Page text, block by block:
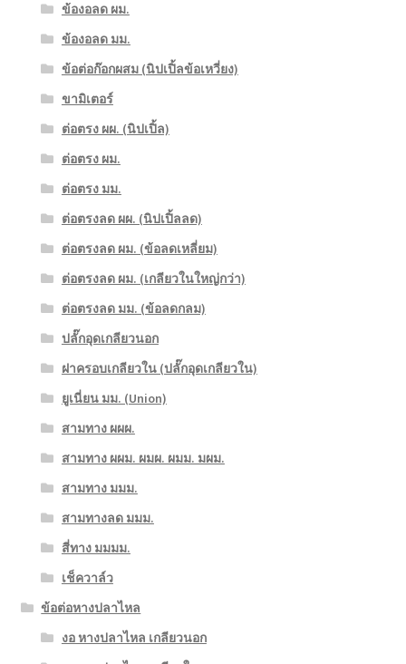
ข้องอลด ผม.
ข้องอลด มม.
ข้อต่อก๊อกผสม (นิปเปิ้ลข้อเหวี่ยง)
ขามิเตอร์
ต่อตรง ผผ. (นิปเปิ้ล)
ต่อตรง ผม.
ต่อตรง มม.
ต่อตรงลด ผผ. (นิปเปิ้ลลด)
ต่อตรงลด ผม. (ข้อลดเหลี่ยม)
ต่อตรงลด ผม. (เกลียวในใหญ่กว่า)
ต่อตรงลด มม. (ข้อลดกลม)
ปลั๊กอุดเกลียวนอก
ฝาครอบเกลียวใน (ปลั๊กอุดเกลียวใน)
ยูเนี่ยน มม. (Union)
สามทาง ผผผ.
สามทาง ผผม. ผมผ. ผมม. มผม.
สามทาง มมม.
สามทางลด มมม.
สี่ทาง มมมม.
เช็ควาล์ว
ข้อต่อหางปลาไหล
งอ หางปลาไหล เกลียวนอก